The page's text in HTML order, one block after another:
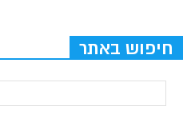
חיפוש באתר